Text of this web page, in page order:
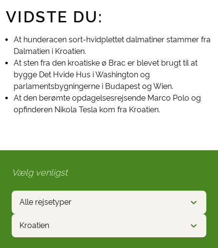
VIDSTE DU:
At hunderacen sort-hvidplettet dalmatiner stammer fra
Dalmatien i Kroatien.
At sten fra den kroatiske ø Brac er blevet brugt til at
bygge Det Hvide Hus i Washington og
parlamentsbygningerne i Budapest og Wien.
At den berømte opdagelsesrejsende Marco Polo og
opfinderen Nikola Tesla kom fra Kroatien.
Vælg venligst
Alle rejsetyper
Kroatien